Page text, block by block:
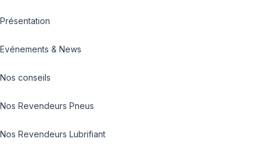
Présentation
Evénements & News
Nos conseils
Nos Revendeurs Pneus
Nos Revendeurs Lubrifiant